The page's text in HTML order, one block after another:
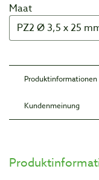
Maat
Produktinformationen
Kundenmeinung